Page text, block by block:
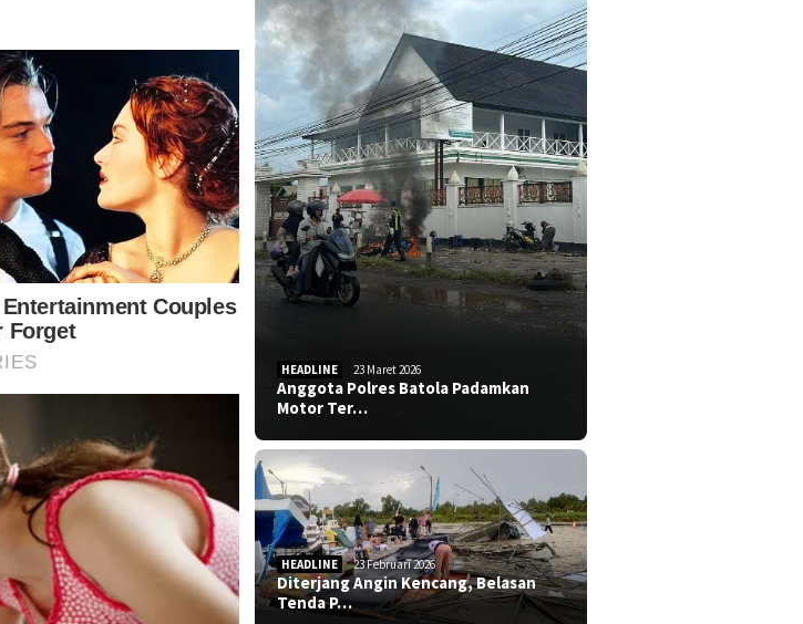
HEADLINE 23 Maret 2026
Anggota Polres Batola Padamkan
Motor Ter…
HEADLINE 23 Februari 2026
Diterjang Angin Kencang, Belasan
Tenda P…